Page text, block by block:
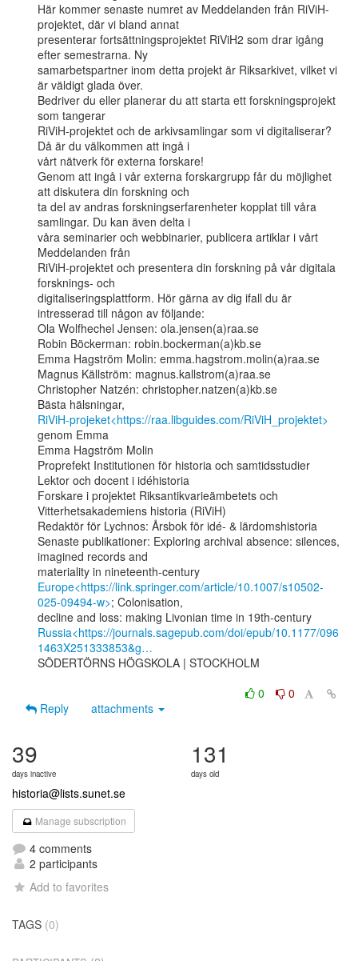
Här kommer senaste numret av Meddelanden från RiViH-
projektet, där vi bland annat
presenterar fortsättningsprojektet RiViH2 som drar igång
efter semestrarna. Ny
samarbetspartner inom detta projekt är Riksarkivet, vilket vi
är väldigt glada över.
Bedriver du eller planerar du att starta ett forskningsprojekt
som tangerar
RiViH-projektet och de arkivsamlingar som vi digitaliserar?
Då är du välkommen att ingå i
vårt nätverk för externa forskare!
Genom att ingå i vår externa forskargrupp får du möjlighet
att diskutera din forskning och
ta del av andras forskningserfarenheter kopplat till våra
samlingar. Du kan även delta i
våra seminarier och webbinarier, publicera artiklar i vårt
Meddelanden från
RiViH-projektet och presentera din forskning på vår digitala
forsknings- och
digitaliseringsplattform. Hör gärna av dig ifall du är
intresserad till någon av följande:
Ola Wolfhechel Jensen: ola.jensen(a)raa.se
Robin Böckerman: robin.bockerman(a)kb.se
Emma Hagström Molin: emma.hagstrom.molin(a)raa.se
Magnus Källström: magnus.kallstrom(a)raa.se
Christopher Natzén: christopher.natzen(a)kb.se
RiViH-projeket<https://raa.libguides.com/RiViH_projektet>
genom Emma
Emma Hagström Molin
Proprefekt Institutionen för historia och samtidsstudier
Lektor och docent i idéhistoria
Forskare i projektet Riksantikvarieämbetets och
Vitterhetsakademiens historia (RiViH)
Redaktör för Lychnos: Årsbok för idé- & lärdomshistoria
Senaste publikationer: Exploring archival absence: silences,
imagined records and
Europe<https://link.springer.com/article/10.1007/s10502-
025-09494-w>; Colonisation,
Russia<https://journals.sagepub.com/doi/epub/10.1177/096
1463X251333853&g…
SÖDERTÖRNS HÖGSKOLA | STOCKHOLM
0
0
Reply
attachments
39
days inactive
131
days old
historia@lists.sunet.se
Manage subscription
4 comments
2 participants
Add to favorites
TAGS (0)